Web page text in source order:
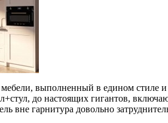
выполненный в едином стиле
до настоящих гигантов,
вне гарнитура довольно